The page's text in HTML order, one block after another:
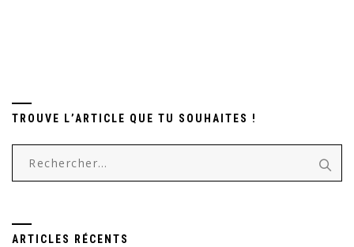
TROUVE L’ARTICLE QUE TU SOUHAITES !
ARTICLES RÉCENTS